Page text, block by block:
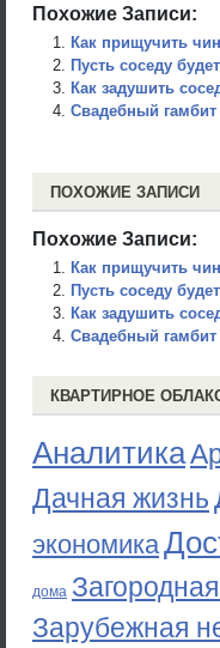
Похожие Записи:
Как прищучить
Пусть соседу
Как задушить
Свадебный гамбит
ПОХОЖИЕ ЗАПИСИ
Похожие Записи:
Как прищучить
Пусть соседу
Как задушить
Свадебный гамбит
КВАРТИРНОЕ
Аналитика
Дачная жизнь
экономика
дома
Зарубежная